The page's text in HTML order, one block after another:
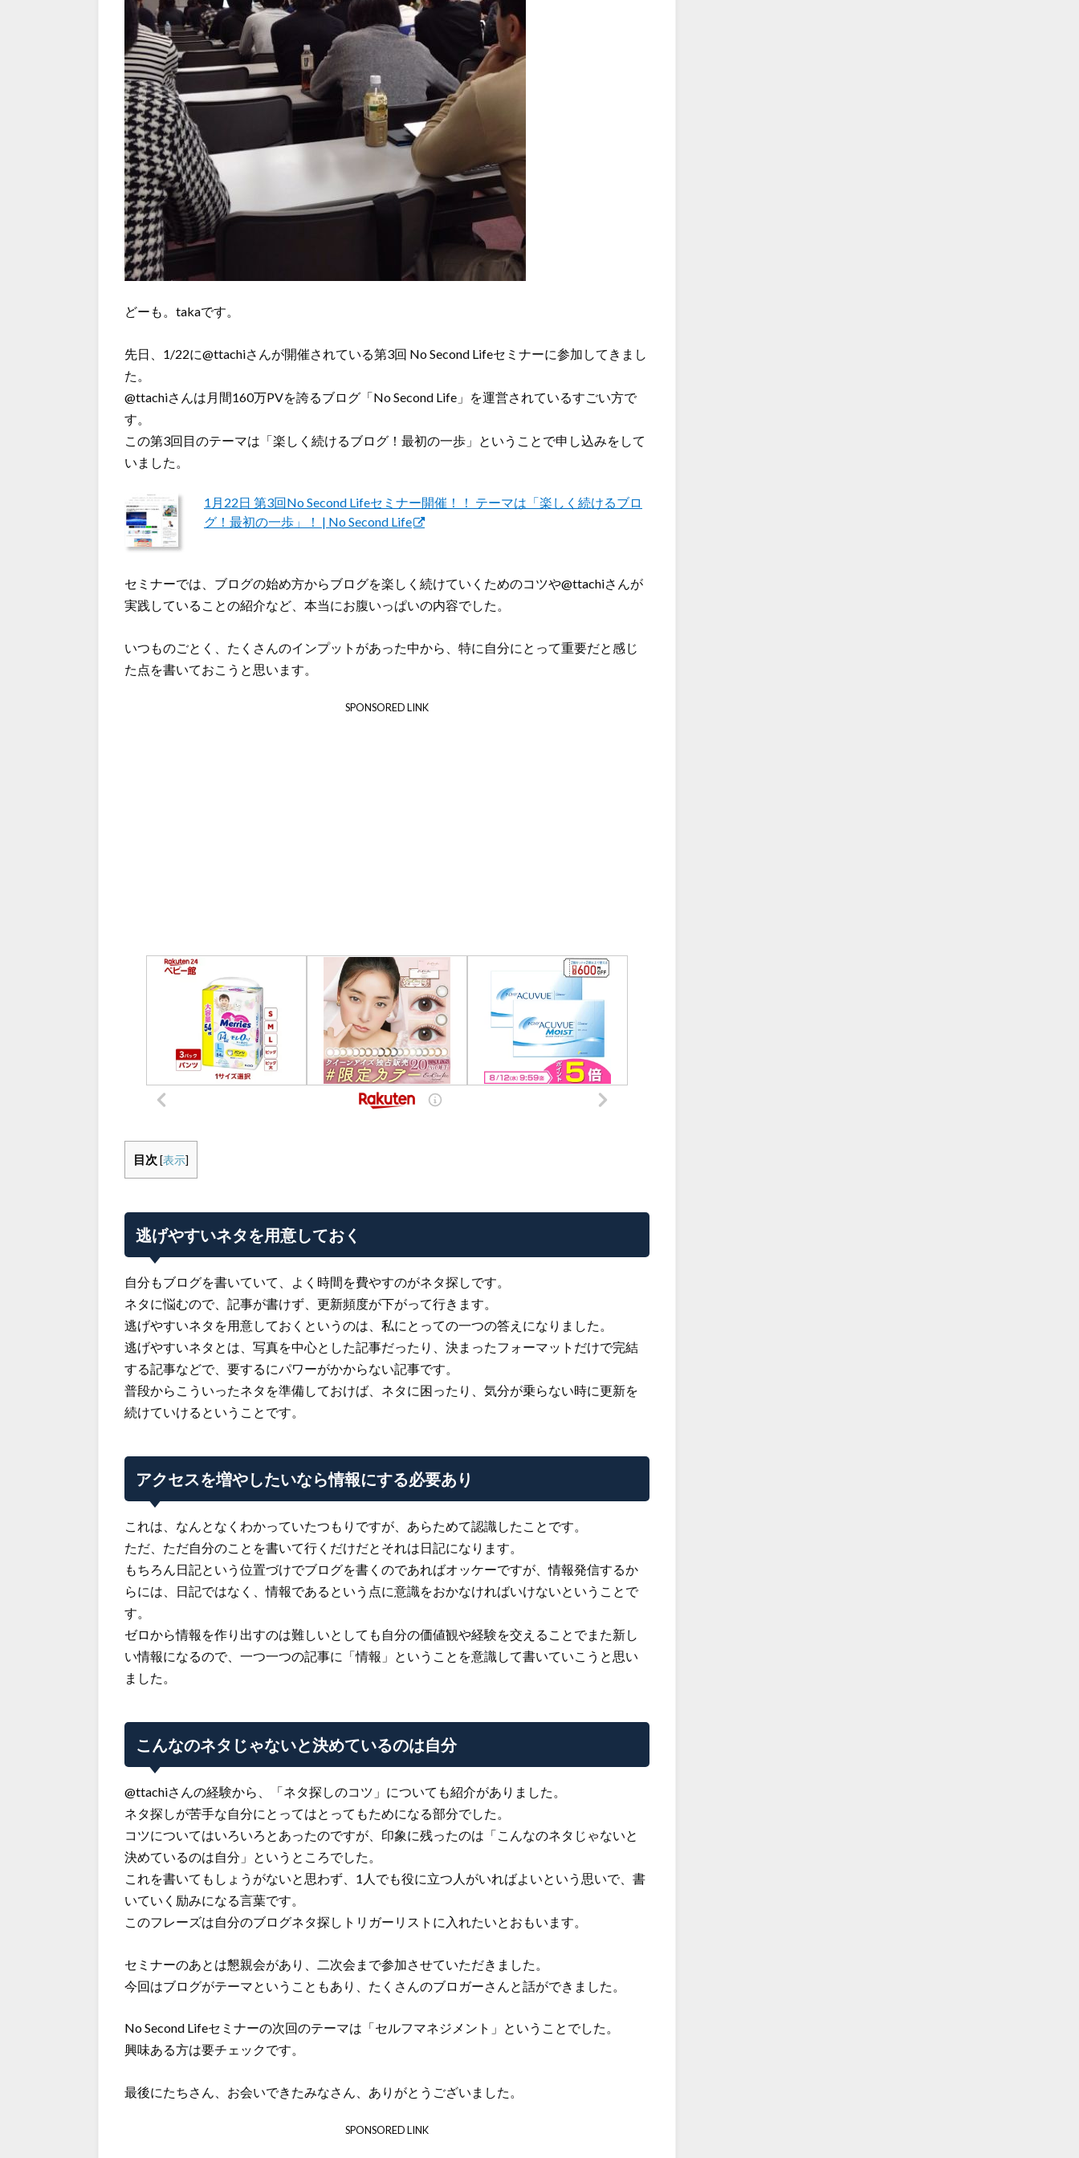
どーも。takaです。
先日、1/22に@ttachiさんが開催されている第3回 No Second Lifeセミナーに参加してきまし
た。
@ttachiさんは月間160万PVを誇るブログ「No Second Life」を運営されているすごい方で
す。
この第3回目のテーマは「楽しく続けるブログ！最初の一歩」ということで申し込みをして
いました。
1月22日 第3回No Second Lifeセミナー開催！！ テーマは「楽しく続けるブロ
グ！最初の一歩」！ | No Second Life
セミナーでは、ブログの始め方からブログを楽しく続けていくためのコツや@ttachiさんが
実践していることの紹介など、本当にお腹いっぱいの内容でした。
いつものごとく、たくさんのインプットがあった中から、特に自分にとって重要だと感じ
た点を書いておこうと思います。
SPONSORED LINK
目次 [表示]
逃げやすいネタを用意しておく
自分もブログを書いていて、よく時間を費やすのがネタ探しです。
ネタに悩むので、記事が書けず、更新頻度が下がって行きます。
逃げやすいネタを用意しておくというのは、私にとっての一つの答えになりました。
逃げやすいネタとは、写真を中心とした記事だったり、決まったフォーマットだけで完結
する記事などで、要するにパワーがかからない記事です。
普段からこういったネタを準備しておけば、ネタに困ったり、気分が乗らない時に更新を
続けていけるということです。
アクセスを増やしたいなら情報にする必要あり
これは、なんとなくわかっていたつもりですが、あらためて認識したことです。
ただ、ただ自分のことを書いて行くだけだとそれは日記になります。
もちろん日記という位置づけでブログを書くのであればオッケーですが、情報発信するか
らには、日記ではなく、情報であるという点に意識をおかなければいけないということで
す。
ゼロから情報を作り出すのは難しいとしても自分の価値観や経験を交えることでまた新し
い情報になるので、一つ一つの記事に「情報」ということを意識して書いていこうと思い
ました。
こんなのネタじゃないと決めているのは自分
@ttachiさんの経験から、「ネタ探しのコツ」についても紹介がありました。
ネタ探しが苦手な自分にとってはとってもためになる部分でした。
コツについてはいろいろとあったのですが、印象に残ったのは「こんなのネタじゃないと
決めているのは自分」というところでした。
これを書いてもしょうがないと思わず、1人でも役に立つ人がいればよいという思いで、書
いていく励みになる言葉です。
このフレーズは自分のブログネタ探しトリガーリストに入れたいとおもいます。
セミナーのあとは懇親会があり、二次会まで参加させていただきました。
今回はブログがテーマということもあり、たくさんのブロガーさんと話ができました。
No Second Lifeセミナーの次回のテーマは「セルフマネジメント」ということでした。
興味ある方は要チェックです。
最後にたちさん、お会いできたみなさん、ありがとうございました。
SPONSORED LINK